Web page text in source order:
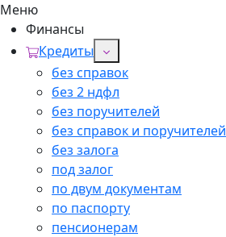
Меню
Финансы
Кредиты
без справок
без 2 ндфл
без поручителей
без справок и поручителей
без залога
под залог
по двум документам
по паспорту
пенсионерам